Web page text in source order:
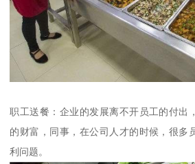
职工送餐：企业的发展离不开员工的付出
的财富，同事，在公司人才的时候，很多
利问题。